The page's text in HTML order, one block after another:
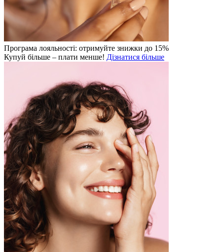
Програма лояльності: отримуйте знижки до 15%
Купуй більше – плати менше! Дізнатися більше